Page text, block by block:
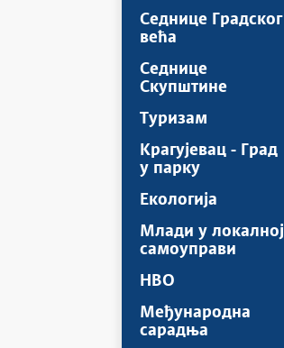
Седнице Градског
већа
Седнице
Скупштине
Туризам
Крагујевац - Град
у парку
Екологија
Млади у локалној
самоуправи
НВО
Међународна
сарадња